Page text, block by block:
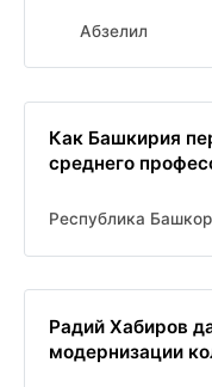
Абзелил
Как Башкирия
среднего
Республика
Радий Хабиров
модернизации